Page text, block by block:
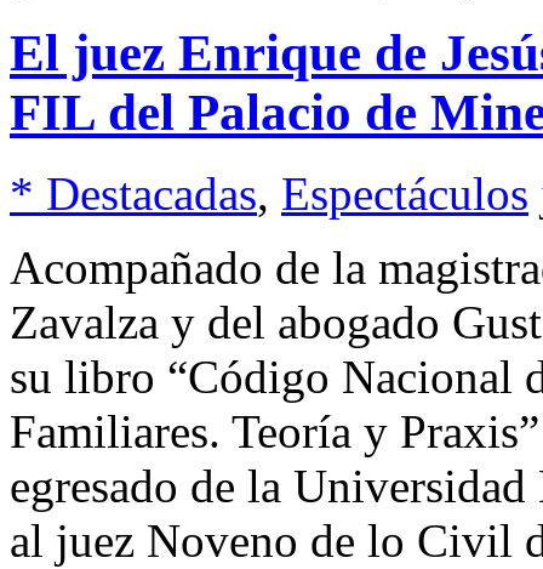
El juez Enrique de
FIL del Palacio de
* Destacadas, Espectáculos
Acompañado de la
Zavalza y del abogado
su libro “Código Nacional
Familiares. Teoría y
egresado de la
al juez Noveno de lo Civil